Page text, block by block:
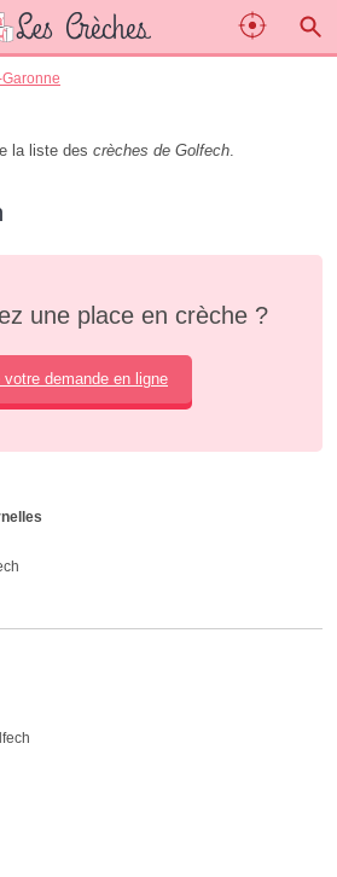
la liste des crèches de Golfech.
une place en crèche ?
votre demande en ligne